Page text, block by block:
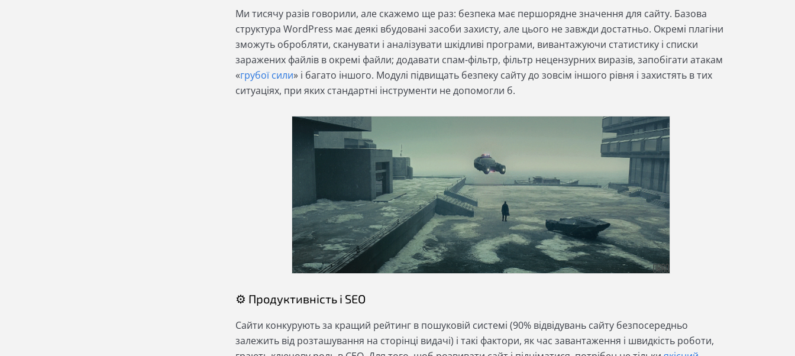
Ми тисячу разів говорили, але скажемо ще раз: безпека має першорядне значення для сайту. Базова
структура WordPress має деякі вбудовані засоби захисту, але цього не завжди достатньо. Окремі плагіни
зможуть обробляти, сканувати і аналізувати шкідливі програми, вивантажуючи статистику і списки
заражених файлів в окремі файли; додавати спам-фільтр, фільтр нецензурних виразів, запобігати атакам
«грубої сили» і багато іншого. Модулі підвищать безпеку сайту до зовсім іншого рівня і захистять в тих
ситуаціях, при яких стандартні інструменти не допомогли б.
⚙ Продуктивність і SEO
Сайти конкурують за кращий рейтинг в пошуковій системі (90% відвідувань сайту безпосередньо
залежить від розташування на сторінці видачі) і такі фактори, як час завантаження і швидкість роботи,